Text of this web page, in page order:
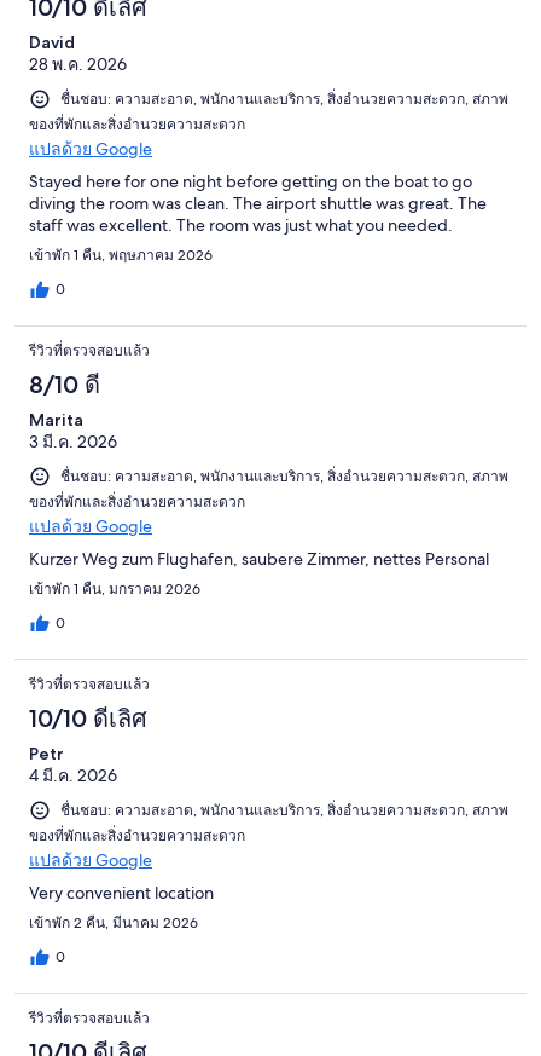
10/10 ดีเลิศ
David
28 พ.ค. 2026
ชื่นชอบ: ความสะอาด, พนักงานและบริการ, สิ่งอำนวยความสะดวก, สภาพ
ของที่พักและสิ่งอำนวยความสะดวก
แปลด้วย Google
Stayed here for one night before getting on the boat to go
diving the room was clean. The airport shuttle was great. The
staff was excellent. The room was just what you needed.
เข้าพัก 1 คืน, พฤษภาคม 2026
0
รีวิวที่ตรวจสอบแล้ว
8/10 ดี
Marita
3 มี.ค. 2026
ชื่นชอบ: ความสะอาด, พนักงานและบริการ, สิ่งอำนวยความสะดวก, สภาพ
ของที่พักและสิ่งอำนวยความสะดวก
แปลด้วย Google
Kurzer Weg zum Flughafen, saubere Zimmer, nettes Personal
เข้าพัก 1 คืน, มกราคม 2026
0
รีวิวที่ตรวจสอบแล้ว
10/10 ดีเลิศ
Petr
4 มี.ค. 2026
ชื่นชอบ: ความสะอาด, พนักงานและบริการ, สิ่งอำนวยความสะดวก, สภาพ
ของที่พักและสิ่งอำนวยความสะดวก
แปลด้วย Google
Very convenient location
เข้าพัก 2 คืน, มีนาคม 2026
0
รีวิวที่ตรวจสอบแล้ว